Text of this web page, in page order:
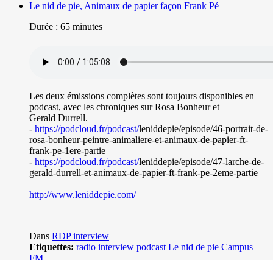
Le nid de pie, Animaux de papier façon Frank Pé
Durée : 65 minutes
Les deux émissions complètes sont toujours disponibles en
podcast, avec les chroniques sur Rosa Bonheur et
Gerald Durrell.
- https://podcloud.fr/podcast/leniddepie/episode/46-portrait-de-
rosa-bonheur-peintre-animaliere-et-animaux-de-papier-ft-
frank-pe-1ere-partie
- https://podcloud.fr/podcast/leniddepie/episode/47-larche-de-
gerald-durrell-et-animaux-de-papier-ft-frank-pe-2eme-partie
http://www.leniddepie.com/
Dans RDP interview
Etiquettes: radio interview podcast Le nid de pie Campus